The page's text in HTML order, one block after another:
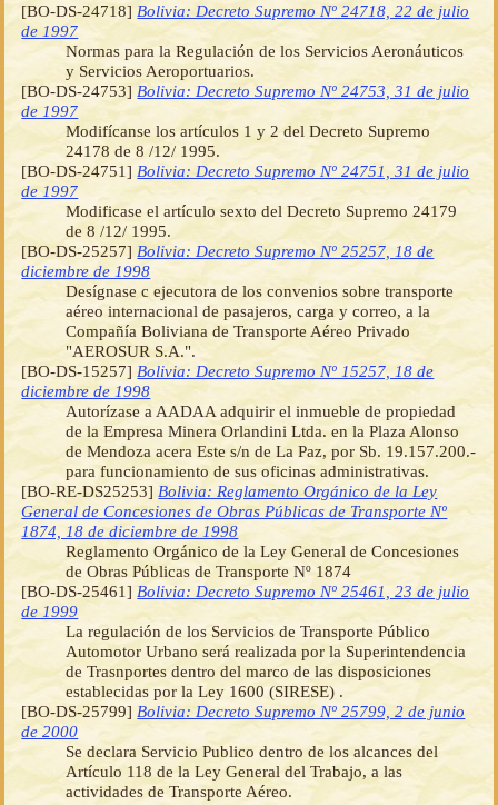
[BO-DS-24718] Bolivia: Decreto Supremo Nº 24718, 22 de julio
de 1997
Normas para la Regulación de los Servicios Aeronáuticos
y Servicios Aeroportuarios.
[BO-DS-24753] Bolivia: Decreto Supremo Nº 24753, 31 de julio
de 1997
Modifícanse los artículos 1 y 2 del Decreto Supremo
24178 de 8 /12/ 1995.
[BO-DS-24751] Bolivia: Decreto Supremo Nº 24751, 31 de julio
de 1997
Modificase el artículo sexto del Decreto Supremo 24179
de 8 /12/ 1995.
[BO-DS-25257] Bolivia: Decreto Supremo Nº 25257, 18 de
diciembre de 1998
Desígnase c ejecutora de los convenios sobre transporte
aéreo internacional de pasajeros, carga y correo, a la
Compañía Boliviana de Transporte Aéreo Privado
"AEROSUR S.A.".
[BO-DS-15257] Bolivia: Decreto Supremo Nº 15257, 18 de
diciembre de 1998
Autorízase a AADAA adquirir el inmueble de propiedad
de la Empresa Minera Orlandini Ltda. en la Plaza Alonso
de Mendoza acera Este s/n de La Paz, por Sb. 19.157.200.-
para funcionamiento de sus oficinas administrativas.
[BO-RE-DS25253] Bolivia: Reglamento Orgánico de la Ley
General de Concesiones de Obras Públicas de Transporte Nº
1874, 18 de diciembre de 1998
Reglamento Orgánico de la Ley General de Concesiones
de Obras Públicas de Transporte Nº 1874
[BO-DS-25461] Bolivia: Decreto Supremo Nº 25461, 23 de julio
de 1999
La regulación de los Servicios de Transporte Público
Automotor Urbano será realizada por la Superintendencia
de Trasnportes dentro del marco de las disposiciones
establecidas por la Ley 1600 (SIRESE) .
[BO-DS-25799] Bolivia: Decreto Supremo Nº 25799, 2 de junio
de 2000
Se declara Servicio Publico dentro de los alcances del
Artículo 118 de la Ley General del Trabajo, a las
actividades de Transporte Aéreo.